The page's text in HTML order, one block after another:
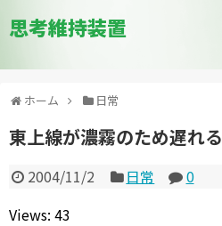
思考維持装置
ホーム 日常
東上線が濃霧のため遅れる
2004/11/2 日常
0
Views: 43